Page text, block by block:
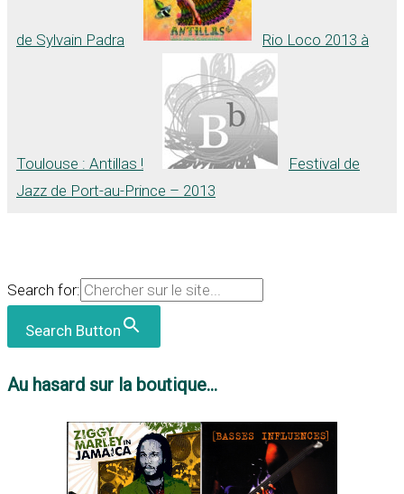
de Sylvain Padra Rio Loco 2013 à
Toulouse : Antillas !
Festival de
Jazz de Port-au-Prince – 2013
Search for:
Search Button
Au hasard sur la boutique...